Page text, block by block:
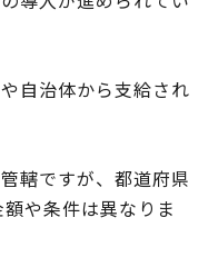
自治体から支給され
轄ですが、都道府県
や条件は異なりま